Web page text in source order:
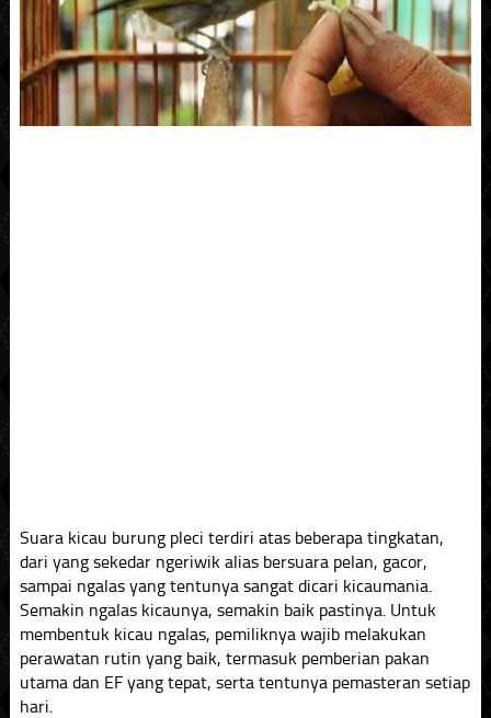
Suara kicau burung pleci terdiri atas beberapa tingkatan,
dari yang sekedar ngeriwik alias bersuara pelan, gacor,
sampai ngalas yang tentunya sangat dicari kicaumania.
Semakin ngalas kicaunya, semakin baik pastinya. Untuk
membentuk kicau ngalas, pemiliknya wajib melakukan
perawatan rutin yang baik, termasuk pemberian pakan
utama dan EF yang tepat, serta tentunya pemasteran setiap
hari.